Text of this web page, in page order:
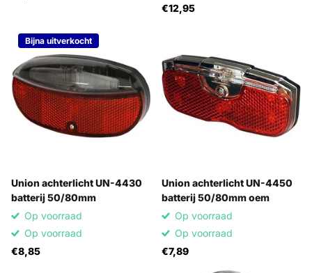
€12,95
Bijna uitverkocht
Union achterlicht UN-4430
batterij 50/80mm
Op voorraad
Op voorraad
€8,85
Union achterlicht UN-4450
batterij 50/80mm oem
Op voorraad
Op voorraad
€7,89